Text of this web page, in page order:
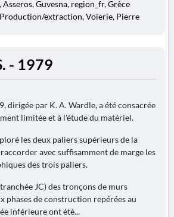
Asseros, Guvesna, region_fr, Grèce
extraction, Voierie, Pierre
- 1979
dirigée par K. A. Wardle, a été consacrée
limitée et à l'étude du matériel.
les deux paliers supérieurs de la
avec suffisamment de marge les
des trois paliers.
JC) des tronçons de murs
phases de construction repérées au
inférieure ont été...